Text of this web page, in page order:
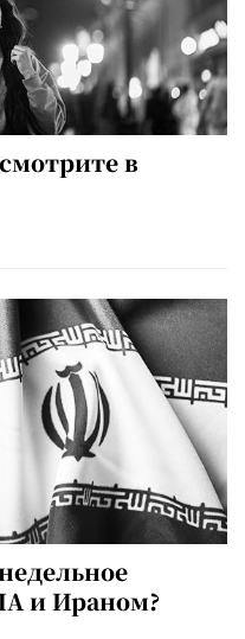
в
и Ираном?